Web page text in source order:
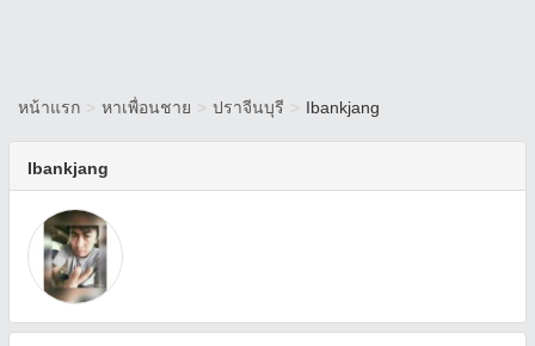
หน้าแรก > หาเพื่อนชาย > ปราจีนบุรี > Ibankjang
Ibankjang